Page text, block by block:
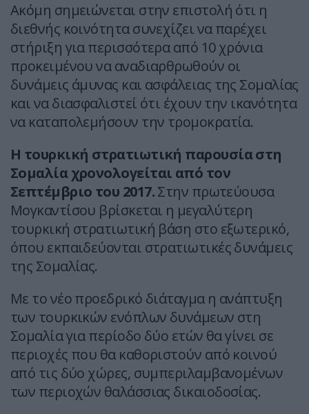
Ακόμη σημειώνεται στην επιστολή ότι η
διεθνής κοινότητα συνεχίζει να παρέχει
στήριξη για περισσότερα από 10 χρόνια
προκειμένου να αναδιαρθρωθούν οι
δυνάμεις άμυνας και ασφάλειας της Σομαλίας
και να διασφαλιστεί ότι έχουν την ικανότητα
να καταπολεμήσουν την τρομοκρατία.
Η τουρκική στρατιωτική παρουσία στη
Σομαλία χρονολογείται από τον
Σεπτέμβριο του 2017.Στην πρωτεύουσα
Μογκαντίσου βρίσκεται η μεγαλύτερη
τουρκική στρατιωτική βάση στο εξωτερικό,
όπου εκπαιδεύονται στρατιωτικές δυνάμεις
της Σομαλίας.
Με το νέο προεδρικό διάταγμα η ανάπτυξη
των τουρκικών ενόπλων δυνάμεων στη
Σομαλία για περίοδο δύο ετών θα γίνει σε
περιοχές που θα καθοριστούν από κοινού
από τις δύο χώρες, συμπεριλαμβανομένων
των περιοχών θαλάσσιας δικαιοδοσίας.